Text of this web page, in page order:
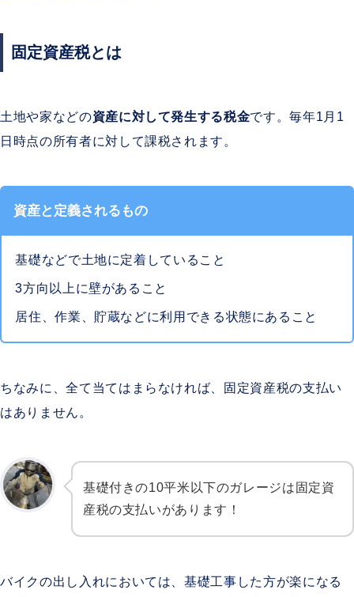
固定資産税とは
土地や家などの資産に対して発生する税金です。毎年1月1
日時点の所有者に対して課税されます。
資産と定義されるもの
基礎などで土地に定着していること
3方向以上に壁があること
居住、作業、貯蔵などに利用できる状態にあること
ちなみに、全て当てはまらなければ、固定資産税の支払い
はありません。
基礎付きの10平米以下のガレージは固定資
産税の支払いがあります！
バイクの出し入れにおいては、基礎工事した方が楽になる